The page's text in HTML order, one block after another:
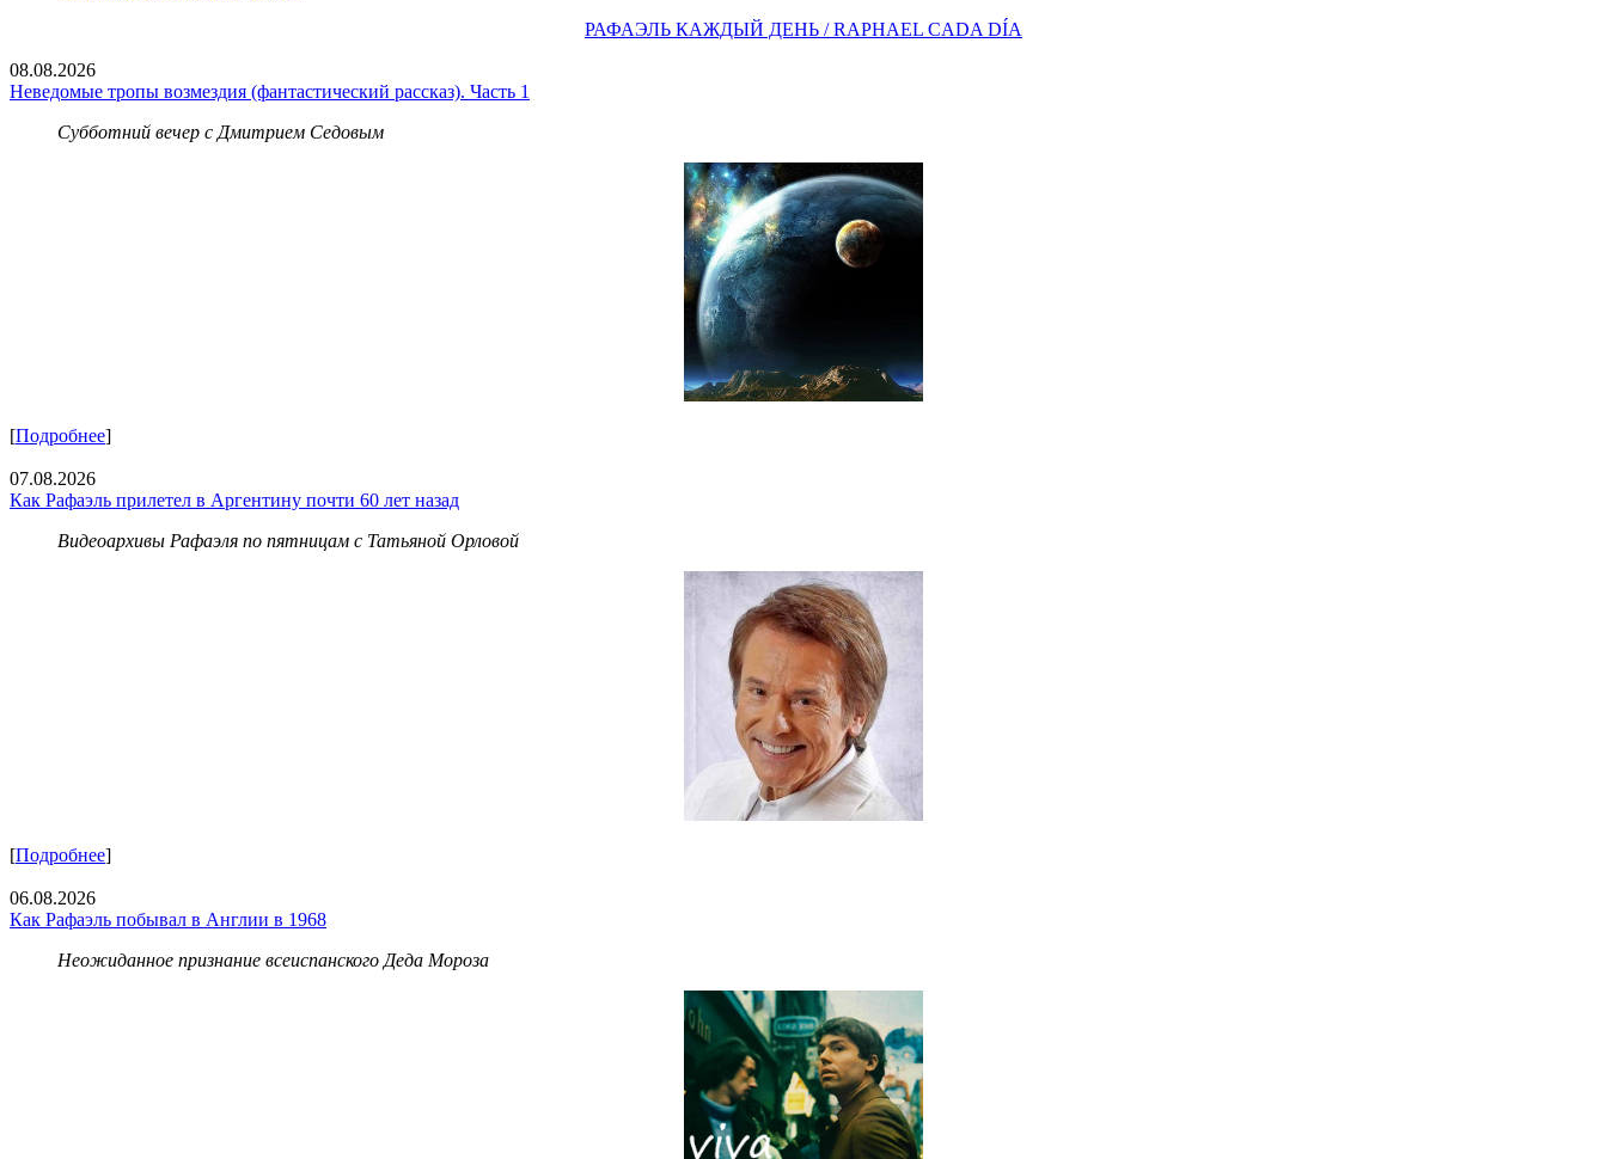
РАФАЭЛЬ КАЖДЫЙ ДЕНЬ / RAPHAEL CADA DÍA
08.08.2026
Неведомые тропы возмездия (фантастический рассказ). Часть 1
Субботний вечер с Дмитрием Седовым
[Подробнее]
07.08.2026
Как Рафаэль прилетел в Аргентину почти 60 лет назад
Видеоархивы Рафаэля по пятницам с Татьяной Орловой
[Подробнее]
06.08.2026
Как Рафаэль побывал в Англии в 1968
Неожиданное признание всеиспанского Деда Мороза